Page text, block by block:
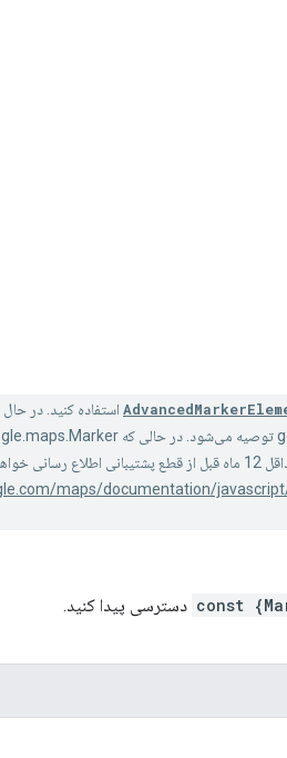
maps/documentation/
const دسترسی پیدا کنید.